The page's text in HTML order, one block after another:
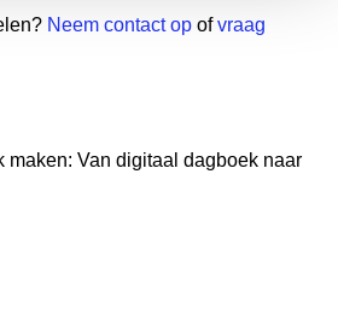
Neem contact op ofvraag